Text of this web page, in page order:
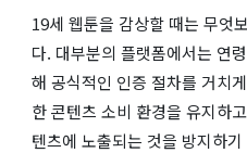
19세 웹툰을 감상할 때는 무엇
다. 대부분의 플랫폼에서는 연
해 공식적인 인증 절차를 거치
한 콘텐츠 소비 환경을 유지하
텐츠에 노출되는 것을 방지하